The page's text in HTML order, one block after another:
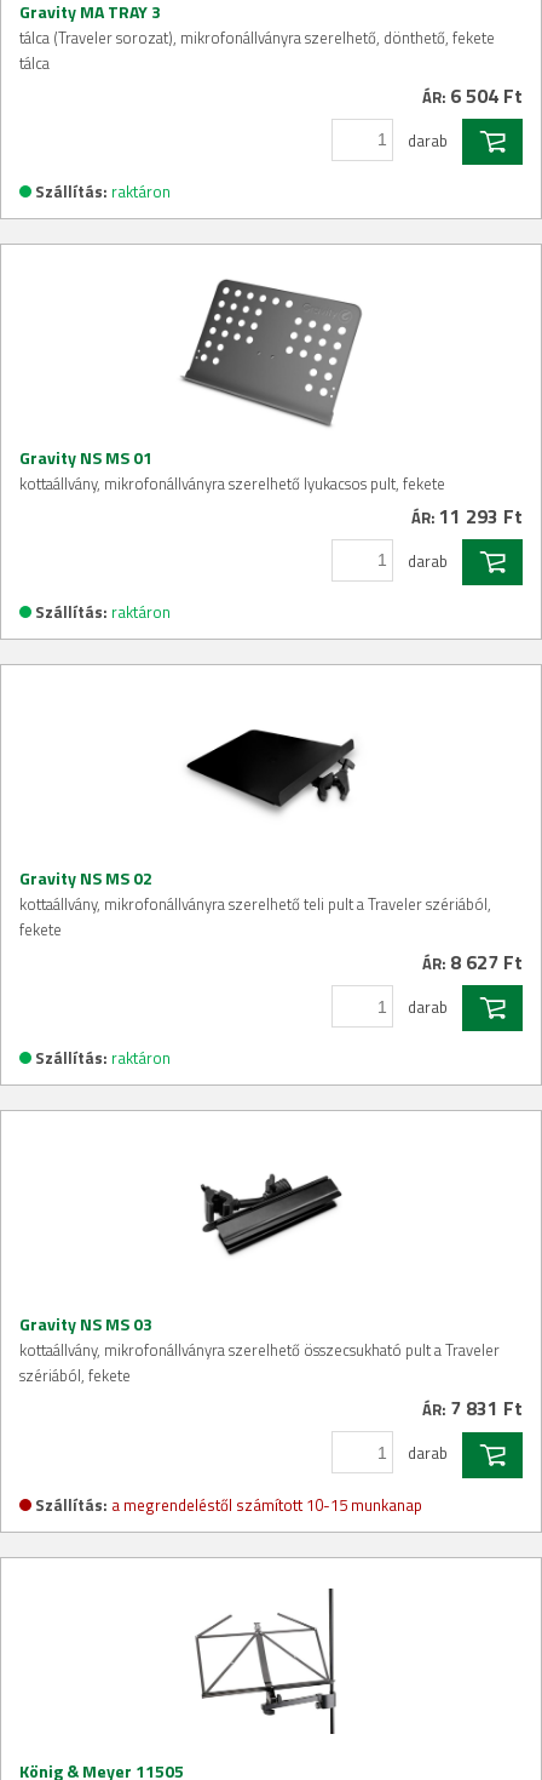
Gravity MA TRAY 3
tálca (Traveler sorozat), mikrofonállványra szerelhető, dönthető, fekete
tálca
ÁR: 6 504 Ft
darab
Szállítás: raktáron
Gravity NS MS 01
kottaállvány, mikrofonállványra szerelhető lyukacsos pult, fekete
ÁR: 11 293 Ft
darab
Szállítás: raktáron
Gravity NS MS 02
kottaállvány, mikrofonállványra szerelhető teli pult a Traveler szériából,
fekete
ÁR: 8 627 Ft
darab
Szállítás: raktáron
Gravity NS MS 03
kottaállvány, mikrofonállványra szerelhető összecsukható pult a Traveler
szériából, fekete
ÁR: 7 831 Ft
darab
Szállítás: a megrendeléstől számított 10-15 munkanap
König & Meyer 11505